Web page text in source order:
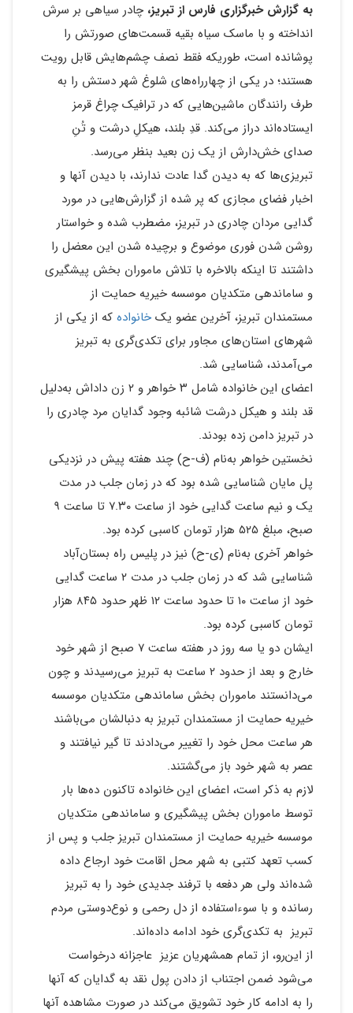
به گزارش خبرگزاری فارس از تبریز، چادر سیاهی بر سرش
انداخته و با ماسک سیاه بقیه قسمت‌های صورتش را
پوشانده است، طوریکه فقط نصف چشم‌هایش قابل رویت
هستند؛ در یکی از چهارراه‌های شلوغ شهر دستش را به
طرف رانندگان ماشین‌هایی که در ترافیک چراغ قرمز
ایستاده‌اند دراز می‌کند. قدِ بلند، هیکلِ درشت و تُنِ
صدای خش‌دارش از یک زن بعید بنظر می‌رسد.
تبریزی‌ها که به دیدن گدا عادت ندارند، با دیدن آنها و
اخبار فضای مجازی که پر شده از گزارش‌هایی در مورد
گدایی مردان چادری در تبریز، مضطرب شده و خواستار
روشن شدن فوری موضوع و برچیده شدن این معضل را
داشتند تا اینکه بالاخره با تلاش ماموران بخش پیشگیری
و ساماندهی متکدیان موسسه خیریه حمایت از
مستمندان تبریز، آخرین عضو یک خانواده که از یکی از
شهرهای استان‌های مجاور برای تکدی‌گری به تبریز
می‌آمدند، شناسایی شد.
اعضای این خانواده شامل ۳ خواهر و ۲ زن داداش به‌دلیل
قد بلند و هیکل درشت شائبه وجود گدایان مرد چادری را
در تبریز دامن زده بودند.
نخستین خواهر به‌نام (ف-ح) چند هفته پیش در نزدیکی
پل مایان شناسایی شده بود که در زمان جلب در مدت
یک و نیم ساعت گدایی خود از ساعت ۷.۳۰ تا ساعت ۹
صبح، مبلغ ۵۲۵ هزار تومان کاسبی کرده بود.
خواهر آخری به‌نام (ی-ح) نیز در پلیس راه بستان‌آباد
شناسایی شد که در زمان جلب در مدت ۲ ساعت گدایی
خود از ساعت ۱۰ تا حدود ساعت ۱۲ ظهر حدود ۸۴۵ هزار
تومان کاسبی کرده بود.
ایشان دو یا سه روز در هفته ساعت ۷ صبح از شهر خود
خارج و بعد از حدود ۲ ساعت به تبریز می‌رسیدند و چون
می‌دانستند ماموران بخش ساماندهی متکدیان موسسه
خیریه حمایت از مستمندان تبریز به دنبالشان می‌باشند
هر ساعت محل خود را تغییر می‌دادند تا گیر نیافتند و
عصر به شهر خود باز می‌گشتند.
لازم به ذکر است، اعضای این خانواده تاکنون ده‌ها بار
توسط ماموران بخش پیشگیری و ساماندهی متکدیان
موسسه خیریه حمایت از مستمندان تبریز جلب و پس از
کسب تعهد کتبی به شهر محل اقامت خود ارجاع داده
شده‌اند ولی هر دفعه با ترفند جدیدی خود را به تبریز
رسانده و با سوءاستفاده از دل رحمی و نوع‌دوستی مردم
تبریز به تکدی‌گری خود ادامه داده‌اند.
از این‌رو، از تمام همشهریان عزیز عاجزانه درخواست
می‌شود ضمن اجتناب از دادن پول نقد به گدایان که آنها
را به ادامه کار خود تشویق می‌کند در صورت مشاهده آنها